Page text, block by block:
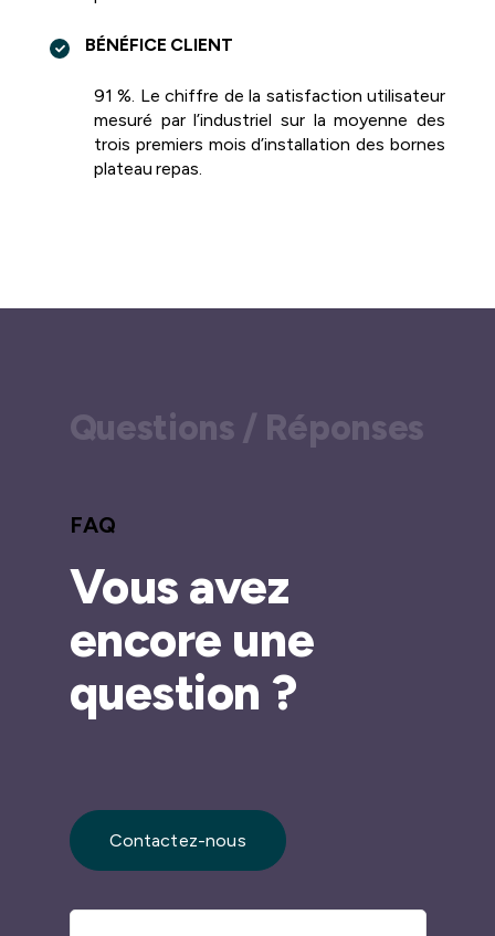
BÉNÉFICE CLIENT
91 %. Le chiffre de la satisfaction utilisateur
mesuré par l’industriel sur la moyenne des
trois premiers mois d’installation des bornes
plateau repas.
Questions / Réponses
FAQ
Vous avez
encore une
question ?
Contactez-nous